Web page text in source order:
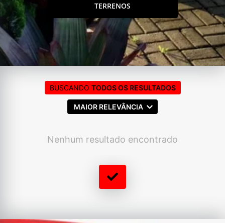
TERRENOS
BUSCANDO TODOS OS RESULTADOS
MAIOR RELEVÂNCIA
Nenhum resultado encontrado